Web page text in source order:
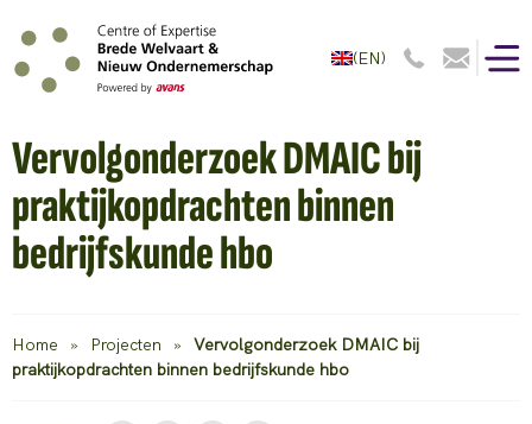
(EN)
Vervolgonderzoek DMAIC bij
praktijkopdrachten binnen
bedrijfskunde hbo
Home » Projecten »
Vervolgonderzoek DMAIC bij
praktijkopdrachten binnen bedrijfskunde hbo